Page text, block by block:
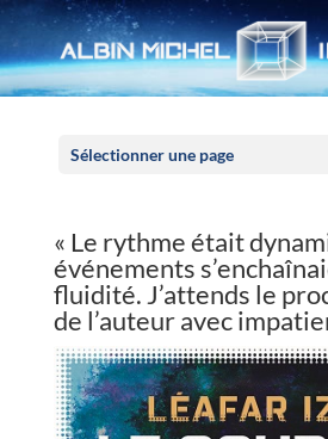
Sélectionner une page
« Le rythme était
événements
fluidité. J’attends le
de l’auteur avec
Panneau de gestion des cookies